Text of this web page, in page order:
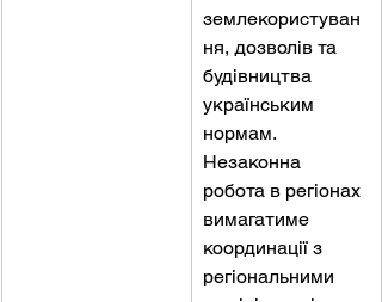
землекористуван
ня, дозволів та
будівництва
українським
нормам.
Незаконна
робота в регіонах
вимагатиме
координації з
регіональними